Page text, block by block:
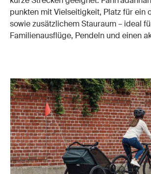
punkten mit Vielseitigkeit, Platz für ein
sowie zusätzlichem Stauraum – ideal
Familienausflüge, Pendeln und einen